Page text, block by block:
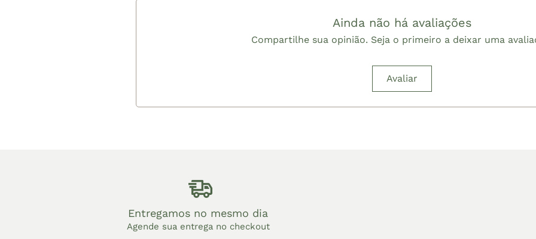
Ainda não há avaliações
Compartilhe sua opinião. Seja o primeiro a deixar uma
Avaliar
Entregamos no mesmo dia
Agende sua entrega no checkout